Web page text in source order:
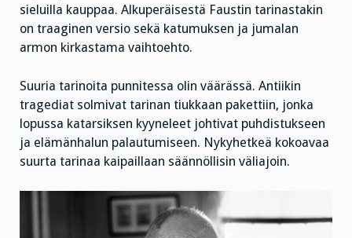
sieluilla kauppaa. Alkuperäisestä Faustin tarinastakin
on traaginen versio sekä katumuksen ja jumalan
armon kirkastama vaihtoehto.
Suuria tarinoita punnitessa olin väärässä. Antiikin
tragediat solmivat tarinan tiukkaan pakettiin, jonka
lopussa katarsiksen kyyneleet johtivat puhdistukseen
ja elämänhalun palautumiseen. Nykyhetkeä kokoavaa
suurta tarinaa kaipaillaan säännöllisin väliajoin.